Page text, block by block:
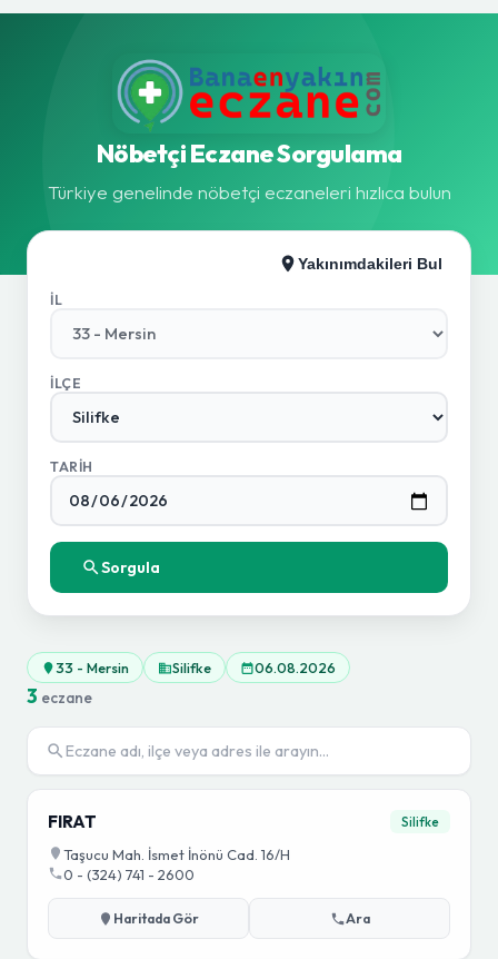
Nöbetçi Eczane Sorgulama
Türkiye genelinde nöbetçi eczaneleri hızlıca bulun
Yakınımdakileri Bul
İL
İLÇE
TARIH
Sorgula
33 - Mersin Silifke 06.08.2026
3 eczane
FIRAT Silifke
Taşucu Mah. İsmet İnönü Cad. 16/H
0 - (324) 741 - 2600
Haritada Gör Ara